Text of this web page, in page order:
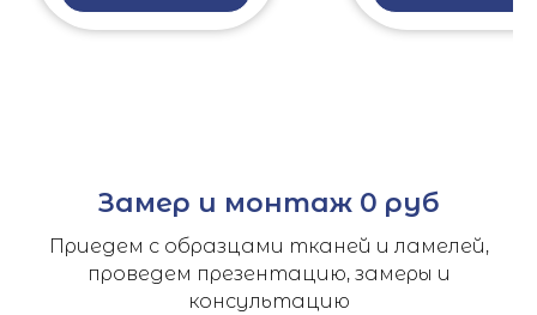
Замер и монтаж 0 руб
Приедем с образцами тканей и ламелей,
проведем презентацию, замеры и
консультацию